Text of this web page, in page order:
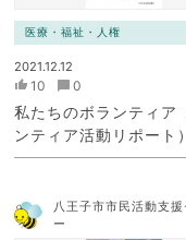
医療・福祉・人権
2021.12.12
10 0
私たちのボランティア
ンティア活動リポート）
八王子市市民活動支援
ー